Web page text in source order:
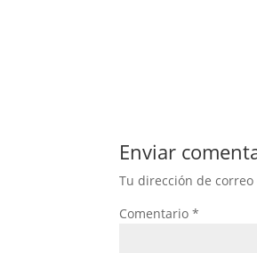
Enviar
Tu dirección de
Comentario*